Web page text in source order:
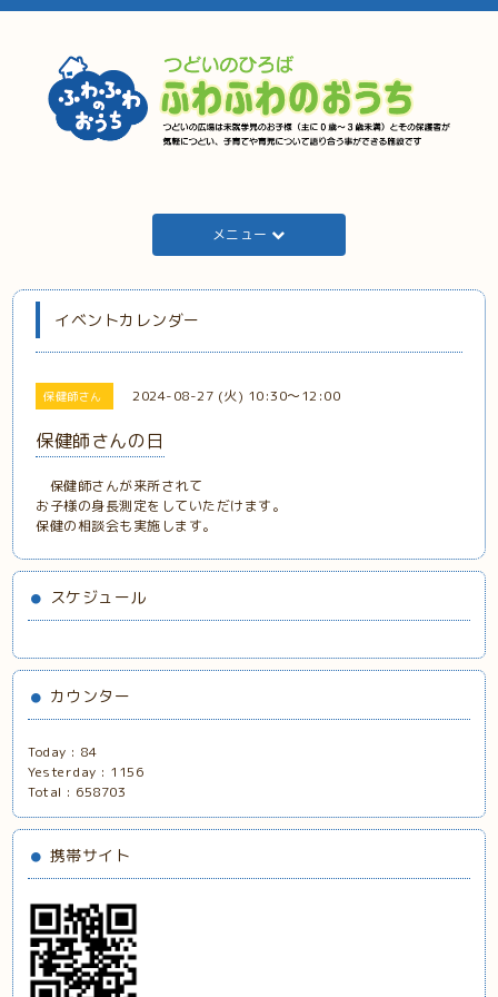
メニュー
イベントカレンダー
保健師さん 2024-08-27 (火) 10:30～12:00
保健師さんの日
保健師さんが来所されて
お子様の身長測定をしていただけます。
保健の相談会も実施します。
スケジュール
カウンター
Today : 84
Yesterday : 1156
Total : 658703
携帯サイト